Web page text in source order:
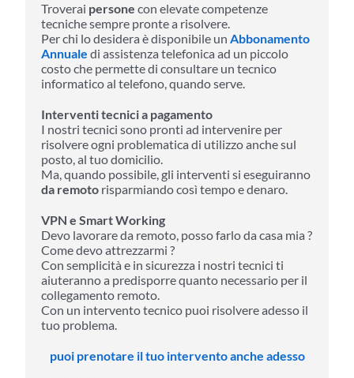
Troverai persone con elevate competenze
tecniche sempre pronte a risolvere.
Per chi lo desidera è disponibile un Abbonamento
Annuale di assistenza telefonica ad un piccolo
costo che permette di consultare un tecnico
informatico al telefono, quando serve.
Interventi tecnici a pagamento
I nostri tecnici sono pronti ad intervenire per
risolvere ogni problematica di utilizzo anche sul
posto, al tuo domicilio.
Ma, quando possibile, gli interventi si eseguiranno
da remoto risparmiando così tempo e denaro.
VPN e Smart Working
Devo lavorare da remoto, posso farlo da casa mia ?
Come devo attrezzarmi ?
Con semplicità e in sicurezza i nostri tecnici ti
aiuteranno a predisporre quanto necessario per il
collegamento remoto.
Con un intervento tecnico puoi risolvere adesso il
tuo problema.
puoi prenotare il tuo intervento anche adesso